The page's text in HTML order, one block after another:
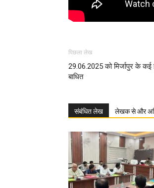
पिछला लेख
29.06.2025 को मिर्जापुर के कई
बाधित
संबंधित लेख लेखक से और